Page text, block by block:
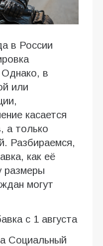
в России
Однако, в
или
касается
а только
Разбираемся,
как её
размеры
могут
с 1 августа
Социальный